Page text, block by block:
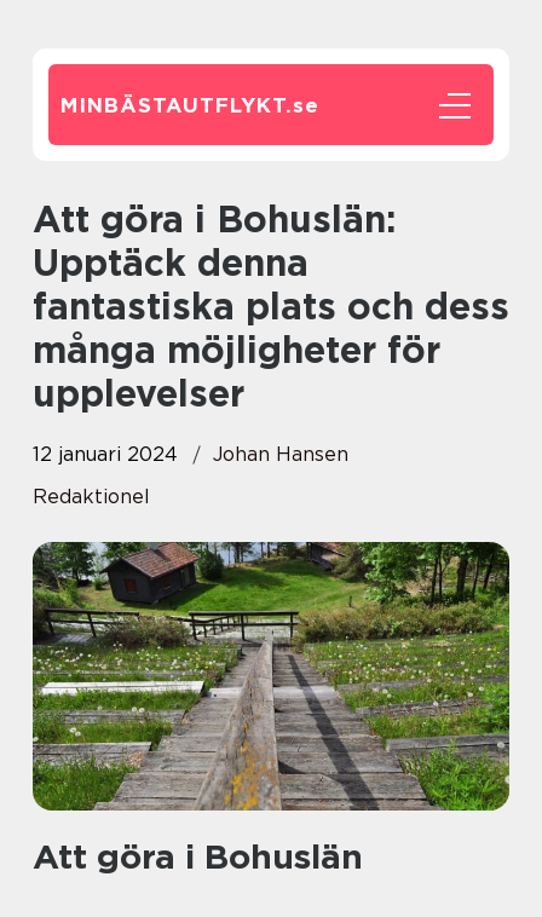
MINBÄSTAUTFLYKT.se
Att göra i Bohuslän:
Upptäck denna
fantastiska plats och dess
många möjligheter för
upplevelser
12 januari 2024
Johan Hansen
Redaktionel
Att göra i Bohuslän